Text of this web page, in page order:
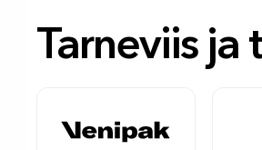
Tarneviis ja